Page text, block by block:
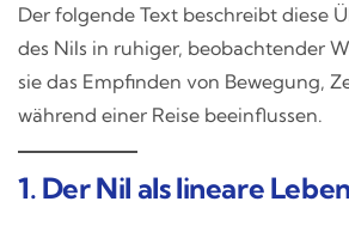
Der folgende Text beschreibt diese
des Nils in ruhiger, beobachtender
sie das Empfinden von Bewegung,
während einer Reise beeinflussen.
1. Der Nil als lineare